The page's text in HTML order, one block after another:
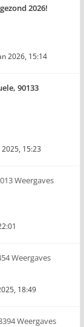
2026!
2026, 15:14
90133
15:23
Weergaves
Weergaves
18:49
Weergaves